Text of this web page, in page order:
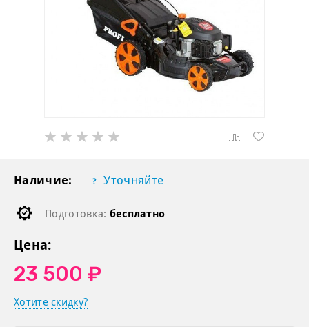
Наличие: Уточняйте
Подготовка: бесплатно
Цена:
23 500 ₽
Хотите скидку?